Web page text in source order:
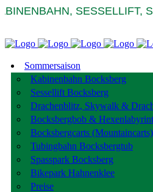
SESSELLIFT,
Sommersaison
Kabinenbahn Bocksberg
Sessellift Bocksberg
Drachenblitz, Skywalk &
Bocksbergbob &
Bocksbergcarts (Mountaincarts)
Tubingbahn Bocksbergtub
Spasspark Bocksberg
Bikepark Hahnenklee
Preise